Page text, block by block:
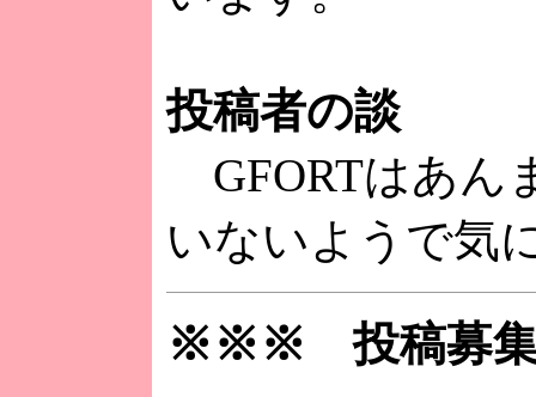
投稿者の談
GFORTはあん
いないようで気
※※※ 投稿募